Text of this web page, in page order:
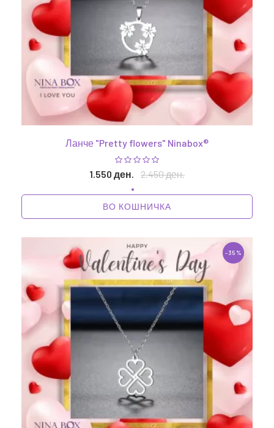
Ланче "Pretty flowers" Ninabox®
1.550 ден. 2.450 ден.
ВО КОШНИЧКА
-35%